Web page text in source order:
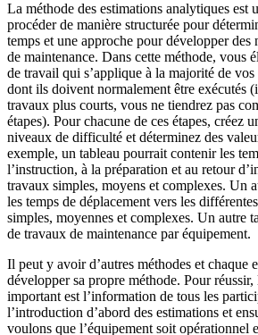
La méthode des estimations analytiques est
procéder de manière structurée pour
temps et une approche pour développer des
de maintenance. Dans cette méthode, vous
de travail qui s’applique à la majorité de
dont ils doivent normalement être exécutés
travaux plus courts, vous ne tiendrez pas
étapes). Pour chacune de ces étapes, créez
niveaux de difficulté et déterminez des
exemple, un tableau pourrait contenir les
l’instruction, à la préparation et au retour
travaux simples, moyens et complexes. Un
les temps de déplacement vers les
simples, moyennes et complexes. Un autre
de travaux de maintenance par équipement.
Il peut y avoir d’autres méthodes et chaque
développer sa propre méthode. Pour
important est l’information de tous les
l’introduction d’abord des estimations et
voulons que l’équipement soit opérationnel